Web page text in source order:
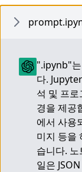
".ipynb"는
다.
석 및 프
경을 제공
에서 사용
미지 등을
습니다.
일은